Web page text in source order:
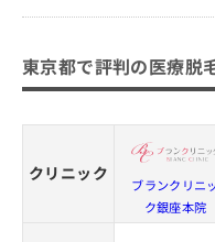
東京都で評判の医療脱
クリニック
ブランクリニ
ク銀座本院